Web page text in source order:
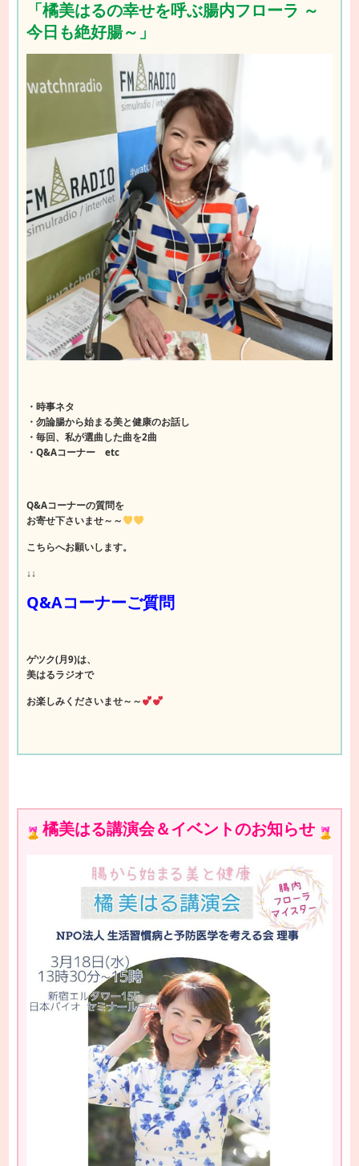
「橘美はるの幸せを呼ぶ腸内フローラ ～
今日も絶好腸～」
・時事ネタ
・勿論腸から始まる美と健康のお話し
・毎回、私が選曲した曲を2曲
・Q&Aコーナー etc
Q&Aコーナーの質問を
お寄せ下さいませ～～
こちらへお願いします。
↓↓
Q&Aコーナーご質問
ゲツク(月9)は、
美はるラジオで
お楽しみくださいませ～～
橘美はる講演会＆イベントのお知らせ